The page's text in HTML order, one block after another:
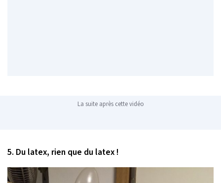
La suite après cette vidéo
5. Du latex, rien que du latex !